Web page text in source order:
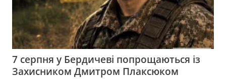
7 серпня у Бердичеві попрощаються із
Захисником Дмитром Плаксюком